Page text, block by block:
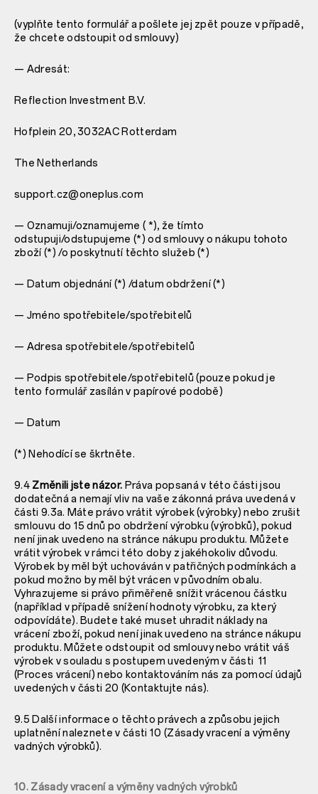
(vyplňte tento formulář a pošlete jej zpět pouze v případě,
že chcete odstoupit od smlouvy)
— Adresát:
Reflection Investment B.V.
Hofplein 20, 3032AC Rotterdam
The Netherlands
support.cz@oneplus.com
— Oznamuji/oznamujeme ( *), že tímto
odstupuji/odstupujeme (*) od smlouvy o nákupu tohoto
zboží (*) /o poskytnutí těchto služeb (*)
— Datum objednání (*) /datum obdržení (*)
— Jméno spotřebitele/spotřebitelů
— Adresa spotřebitele/spotřebitelů
— Podpis spotřebitele/spotřebitelů (pouze pokud je
tento formulář zasílán v papírové podobě)
— Datum
(*) Nehodící se škrtněte.
9.4 Změnili jste názor. Práva popsaná v této části jsou
dodatečná a nemají vliv na vaše zákonná práva uvedená v
části 9.3a. Máte právo vrátit výrobek (výrobky) nebo zrušit
smlouvu do 15 dnů po obdržení výrobku (výrobků), pokud
není jinak uvedeno na stránce nákupu produktu. Můžete
vrátit výrobek v rámci této doby z jakéhokoliv důvodu.
Výrobek by měl být uchováván v patřičných podmínkách a
pokud možno by měl být vrácen v původním obalu.
Vyhrazujeme si právo přiměřeně snížit vrácenou částku
(například v případě snížení hodnoty výrobku, za který
odpovídáte). Budete také muset uhradit náklady na
vrácení zboží, pokud není jinak uvedeno na stránce nákupu
produktu. Můžete odstoupit od smlouvy nebo vrátit váš
výrobek v souladu s postupem uvedeným v části ‎ 11
(Proces vrácení) nebo kontaktováním nás za pomocí údajů
uvedených v části ‎20 (Kontaktujte nás).
9.5 Další informace o těchto právech a způsobu jejich
uplatnění naleznete v části 10 (Zásady vracení a výměny
vadných výrobků).
10. Zásady vracení a výměny vadných výrobků